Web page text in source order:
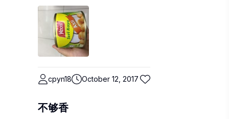
cpyn18 October 12, 2017
不够香